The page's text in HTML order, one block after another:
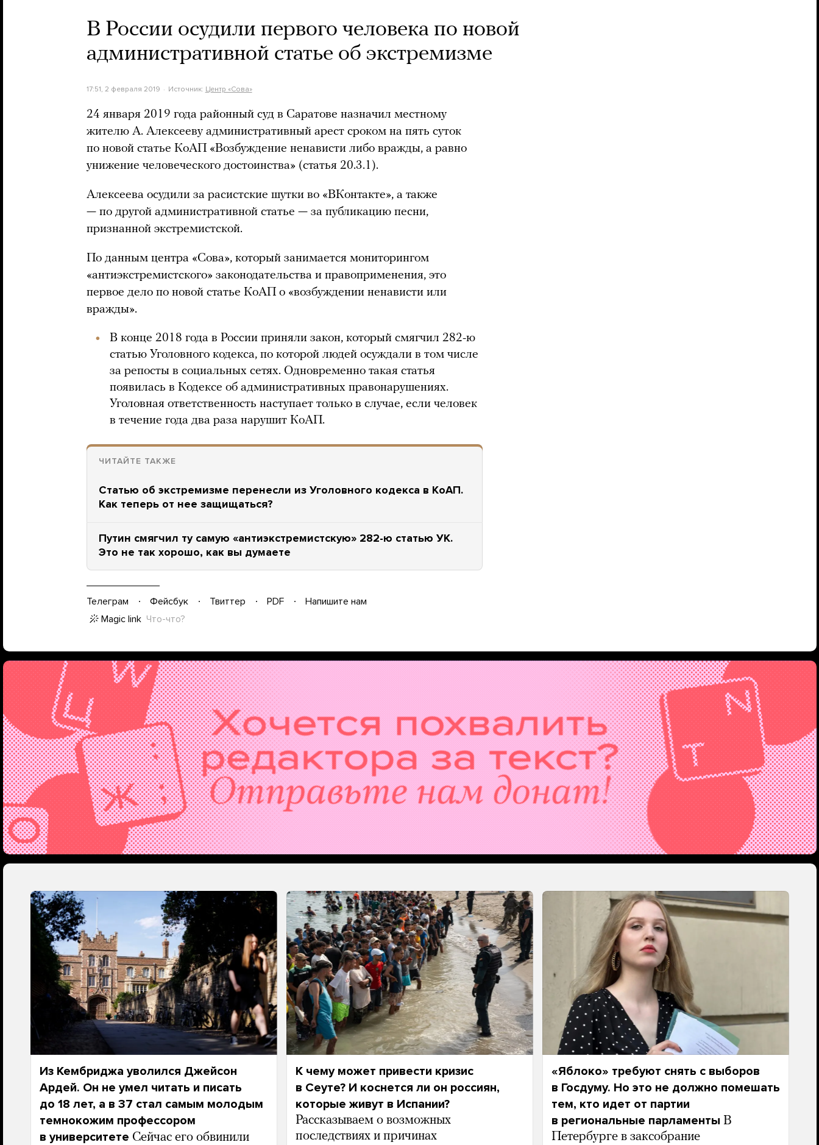
В России осудили первого человека по новой
административной статье об экстремизме
17:51, 2 февраля 2019 Источник: Центр «Сова»
24 января 2019 года районный суд в Саратове назначил местному
жителю А. Алексееву административный арест сроком на пять суток
по новой статье КоАП «Возбуждение ненависти либо вражды, а равно
унижение человеческого достоинства» (статья 20.3.1).
Алексеева осудили за расистские шутки во «ВКонтакте», а также
— по другой административной статье — за публикацию песни,
признанной экстремистской.
По данным центра «Сова», который занимается мониторингом
«антиэкстремистского» законодательства и правоприменения, это
первое дело по новой статье КоАП о «возбуждении ненависти или
вражды».
В конце 2018 года в России приняли закон, который смягчил 282-ю
статью Уголовного кодекса, по которой людей осуждали в том числе
за репосты в социальных сетях. Одновременно такая статья
появилась в Кодексе об административных правонарушениях.
Уголовная ответственность наступает только в случае, если человек
в течение года два раза нарушит КоАП.
ЧИТАЙТЕ ТАКЖЕ
Статью об экстремизме перенесли из Уголовного кодекса в КоАП.
Как теперь от нее защищаться?
Путин смягчил ту самую «антиэкстремистскую» 282-ю статью УК.
Это не так хорошо, как вы думаете
Телеграм Фейсбук Твиттер PDF
Напишите нам
Magic link Что-что?
Из Кембриджа уволился Джейсон
Ардей. Он не умел читать и писать
до 18 лет, а в 37 стал самым молодым
темнокожим профессором
в университете Сейчас его обвинили
К чему может привести кризис
в Сеуте? И коснется ли он россиян,
которые живут в Испании?
Рассказываем о возможных
последствиях и причинах
«Яблоко» требуют снять с выборов
в Госдуму. Но это не должно помешать
тем, кто идет от партии
в региональные парламенты В
Петербурге в заксобрание